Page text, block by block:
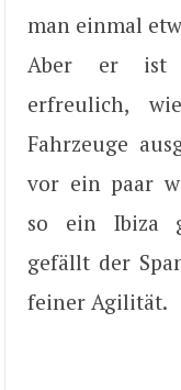
man einmal
Aber er ist
erfreulich,
Fahrzeuge
vor ein paar
so ein Ibiza
gefällt der
feiner Agilität.